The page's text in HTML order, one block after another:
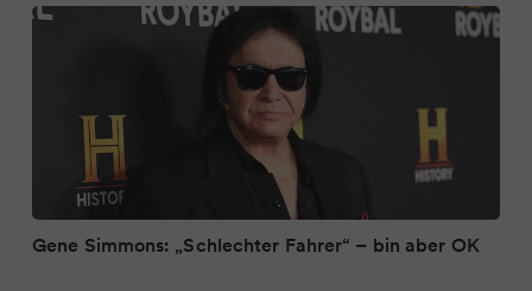
Gene Simmons: „Schlechter Fahrer“ – bin aber OK